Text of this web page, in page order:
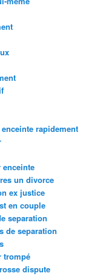
rapidement
un divorce
ex justice
en couple
separation
de separation
trompé
dispute